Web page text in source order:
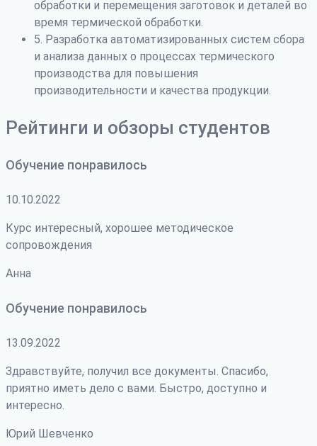
обработки и перемещения заготовок и деталей во
время термической обработки.
5. Разработка автоматизированных систем сбора
и анализа данных о процессах термического
производства для повышения
производительности и качества продукции.
Рейтинги и обзоры студентов
Обучение понравилось
10.10.2022
Курс интересный, хорошее методическое
сопровождения
Анна
Обучение понравилось
13.09.2022
Здравствуйте, получил все документы. Спасибо,
приятно иметь дело с вами. Быстро, доступно и
интересно.
Юрий Шевченко